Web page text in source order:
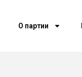
О партии